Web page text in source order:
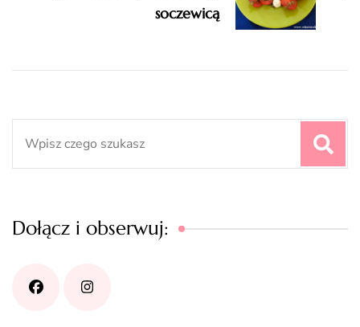
soczewicą
Dołącz i obserwuj: